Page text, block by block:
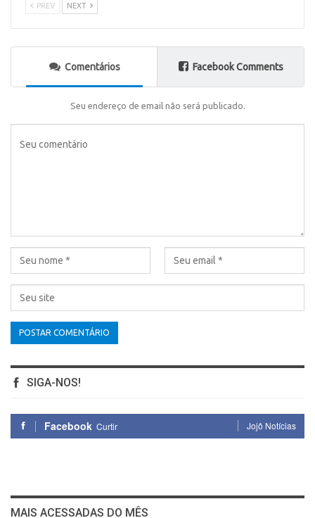
PREV NEXT
Comentários Facebook Comments
Seu endereço de email não será publicado.
SIGA-NOS!
Facebook Curtir Jojô Notícias
MAIS ACESSADAS DO MÊS